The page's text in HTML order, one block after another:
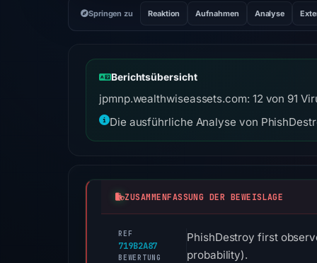
Springen zu Reaktion Aufnahmen Analyse
Berichtsübersicht
jpmnp.wealthwiseassets.com: 12 von 91
Die ausführliche Analyse von
ZUSAMMENFASSUNG DER BEWEISLAGE
REF
719B2A87
BEWERTUNG
PhishDestroy first
probability).